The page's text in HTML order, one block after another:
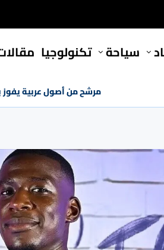
سياحة تكنولوجيا
مرشح من أصول عربية يفوز